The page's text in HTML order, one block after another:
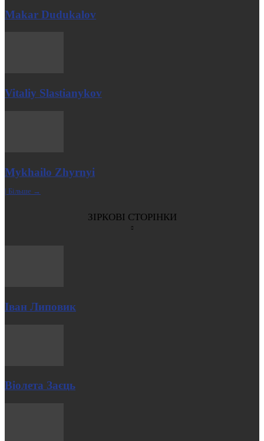
Makar Dudukalov
Vitaliy Slastianykov
Mykhailo Zhyrnyi
| Більше →
ЗІРКОВІ СТОРІНКИ
Іван Липовик
Віолета Заєць